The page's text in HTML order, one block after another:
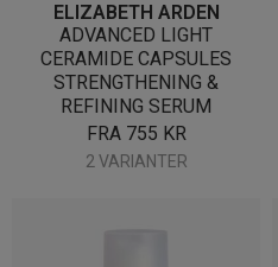
ELIZABETH ARDEN
ADVANCED LIGHT
CERAMIDE CAPSULES
STRENGTHENING &
REFINING SERUM
FRA 755 KR
2 VARIANTER